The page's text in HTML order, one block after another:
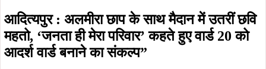
आदित्यपुर : अलमीरा छाप के साथ मैदान में उतरीं छवि
महतो, ‘जनता ही मेरा परिवार’ कहते हुए वार्ड 20 को
आदर्श वार्ड बनाने का संकल्प”